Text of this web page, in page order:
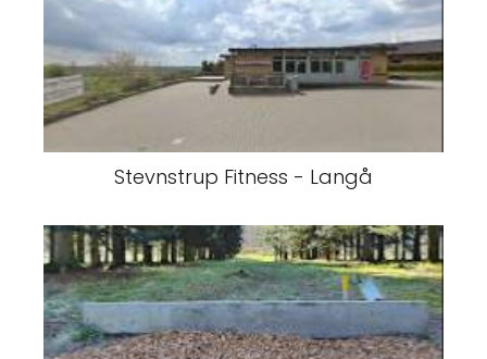
Stevnstrup Fitness - Langå